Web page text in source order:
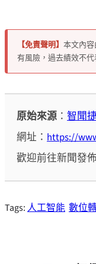
【免責聲明】 本文內
有風險，過去績效不
原始來源 ：智聞
網址：https://
歡迎前往新聞發
Tags: 人工智能 數位